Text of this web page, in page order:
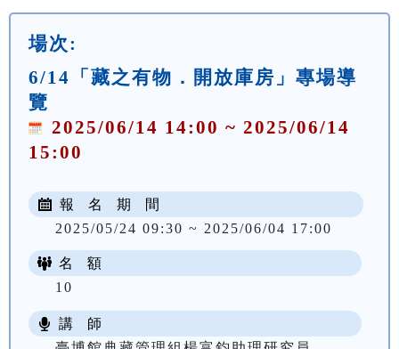
場次:
6/14「藏之有物．開放庫房」專場導
覽
2025/06/14 14:00 ~ 2025/06/14
15:00
報 名 期 間
2025/05/24 09:30 ~ 2025/06/04 17:00
名 額
10
講 師